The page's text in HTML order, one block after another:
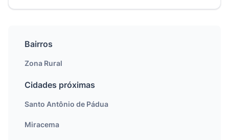
Bairros
Zona Rural
Cidades próximas
Santo Antônio de Pádua
Miracema